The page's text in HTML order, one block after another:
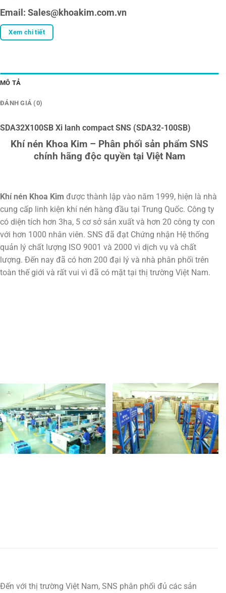
Email: Sales@khoakim.com.vn
Xem chi tiết
MÔ TẢ
ĐÁNH GIÁ (0)
SDA32X100SB Xi lanh compact SNS (SDA32-100SB)
Khí nén Khoa Kim – Phân phối sản phẩm SNS
chính hãng độc quyền tại Việt Nam
Khí nén Khoa Kim được thành lập vào năm 1999, hiện là nhà
cung cấp linh kiện khí nén hàng đầu tại Trung Quốc. Công ty
có diện tích hơn 3ha, 5 cơ sở sản xuất và hơn 20 công ty con
với hơn 1000 nhân viên. SNS đã đạt Chứng nhận Hệ thống
quản lý chất lượng ISO 9001 và 2000 vì dịch vụ và chất
lượng. Đến nay đã có hơn 200 đại lý và nhà phân phối trên
toàn thế giới và rất vui vì đã có mặt tại thị trường Việt Nam.
Đến với thị trường Việt Nam, SNS phân phối đủ các sản